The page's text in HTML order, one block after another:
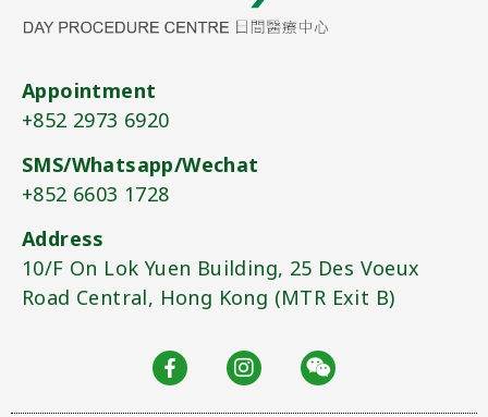
Appointment
+852 2973 6920​
SMS/Whatsapp/Wechat
+852 6603 1728
Address
10/F On Lok Yuen Building, 25 Des Voeux
Road Central, Hong Kong (MTR Exit B)​